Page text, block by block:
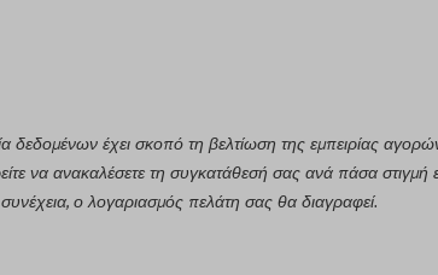
δεδομένων έχει σκοπό τη βελτίωση της εμπειρίας
να ανακαλέσετε τη συγκατάθεσή σας ανά πάσα στιγμή
ο λογαριασμός πελάτη σας θα διαγραφεί.